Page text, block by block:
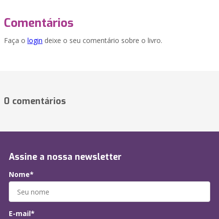
Comentários
Faça o login deixe o seu comentário sobre o livro.
0 comentários
Assine a nossa newsletter
Nome*
E-mail*